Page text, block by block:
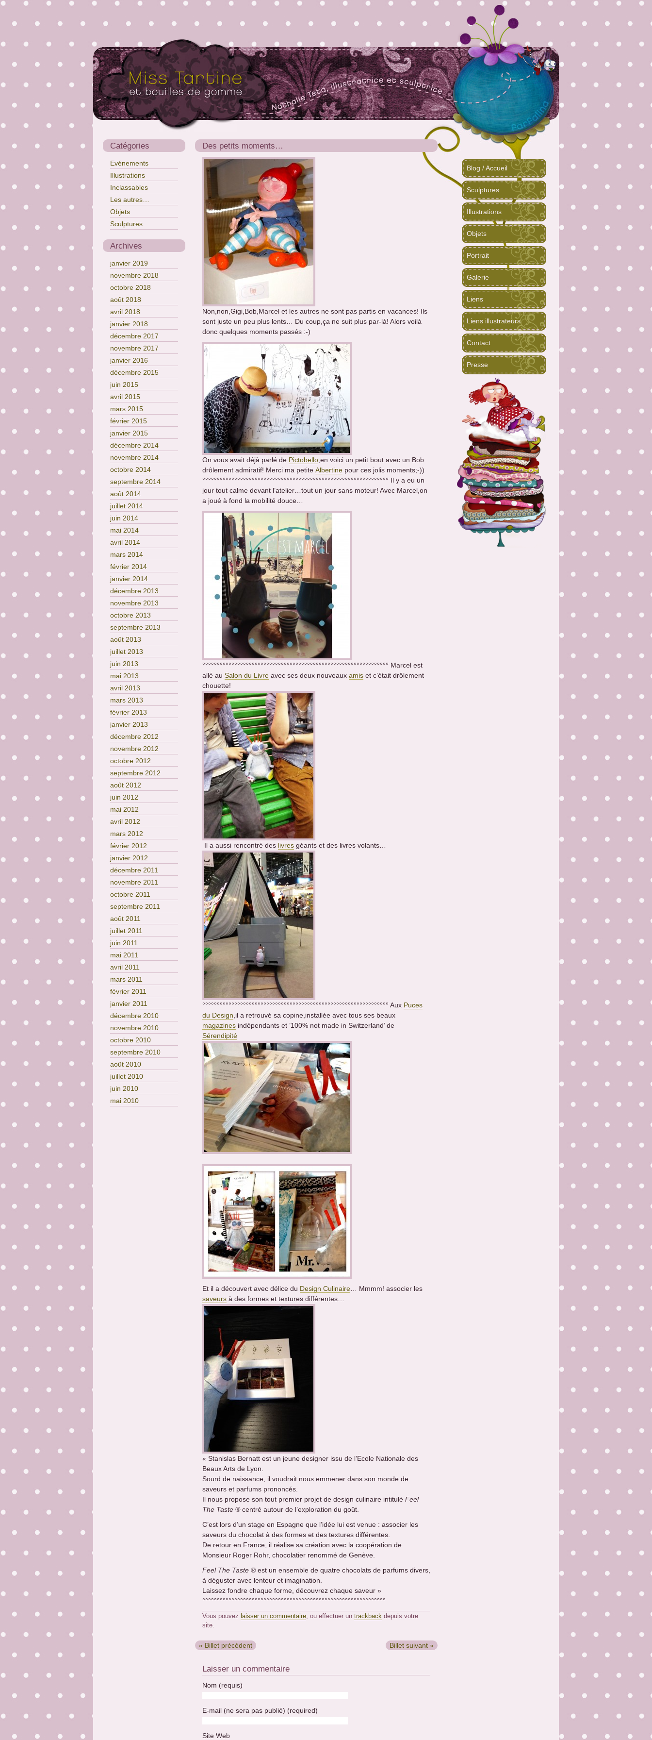
Catégories
Evénements
Illustrations
Inclassables
Les autres…
Objets
Sculptures
Archives
janvier 2019
novembre 2018
octobre 2018
août 2018
avril 2018
janvier 2018
décembre 2017
novembre 2017
janvier 2016
décembre 2015
juin 2015
avril 2015
mars 2015
février 2015
janvier 2015
décembre 2014
novembre 2014
octobre 2014
septembre 2014
août 2014
juillet 2014
juin 2014
mai 2014
avril 2014
mars 2014
février 2014
janvier 2014
décembre 2013
novembre 2013
octobre 2013
septembre 2013
août 2013
juillet 2013
juin 2013
mai 2013
avril 2013
mars 2013
février 2013
janvier 2013
décembre 2012
novembre 2012
octobre 2012
septembre 2012
août 2012
juin 2012
mai 2012
avril 2012
mars 2012
février 2012
janvier 2012
décembre 2011
novembre 2011
octobre 2011
septembre 2011
août 2011
juillet 2011
juin 2011
mai 2011
avril 2011
mars 2011
février 2011
janvier 2011
décembre 2010
novembre 2010
octobre 2010
septembre 2010
août 2010
juillet 2010
juin 2010
mai 2010
Des petits moments…
Non,non,Gigi,Bob,Marcel et les autres ne sont pas partis en vacances! Ils
sont juste un peu plus lents… Du coup,ça ne suit plus par-là! Alors voilà
donc quelques moments passés :-)
On vous avait déjà parlé de Pictobello ,en voici un petit bout avec un Bob
drôlement admiratif! Merci ma petite Albertine pour ces jolis moments;-))
°°°°°°°°°°°°°°°°°°°°°°°°°°°°°°°°°°°°°°°°°°°°°°°°°°°°°°°°°°°°°°°° Il y a eu un
jour tout calme devant l’atelier…tout un jour sans moteur! Avec Marcel,on
a joué à fond la mobilité douce…
°°°°°°°°°°°°°°°°°°°°°°°°°°°°°°°°°°°°°°°°°°°°°°°°°°°°°°°°°°°°°°°° Marcel est
allé au Salon du Livre avec ses deux nouveaux amis et c’était drôlement
chouette!
Il a aussi rencontré des livres géants et des livres volants…
°°°°°°°°°°°°°°°°°°°°°°°°°°°°°°°°°°°°°°°°°°°°°°°°°°°°°°°°°°°°°°°° Aux Puces
du Design ,il a retrouvé sa copine,installée avec tous ses beaux
magazines indépendants et ’100% not made in Switzerland’ de
Sérendipité
Et il a découvert avec délice du Design Culinaire … Mmmm! associer les
saveurs à des formes et textures différentes…
« Stanislas Bernatt est un jeune designer issu de l’Ecole Nationale des
Beaux Arts de Lyon.
Sourd de naissance, il voudrait nous emmener dans son monde de
saveurs et parfums prononcés.
Il nous propose son tout premier projet de design culinaire intitulé Feel
The Taste ®centré autour de l’exploration du goût.
C’est lors d’un stage en Espagne que l’idée lui est venue : associer les
saveurs du chocolat à des formes et des textures différentes.
De retour en France, il réalise sa création avec la coopération de
Monsieur Roger Rohr, chocolatier renommé de Genève.
Feel The Taste ®est un ensemble de quatre chocolats de parfums divers,
à déguster avec lenteur et imagination.
Laissez fondre chaque forme, découvrez chaque saveur »
°°°°°°°°°°°°°°°°°°°°°°°°°°°°°°°°°°°°°°°°°°°°°°°°°°°°°°°°°°°°°°°
Vous pouvez laisser un commentaire, ou effectuer un trackback depuis votre
site.
« Billet précédent Billet suivant »
Laisser un commentaire
Nom (requis)
E-mail (ne sera pas publié) (required)
Site Web
Blog / Accueil
Sculptures
Illustrations
Objets
Portrait
Galerie
Liens
Liens illustrateurs
Contact
Presse